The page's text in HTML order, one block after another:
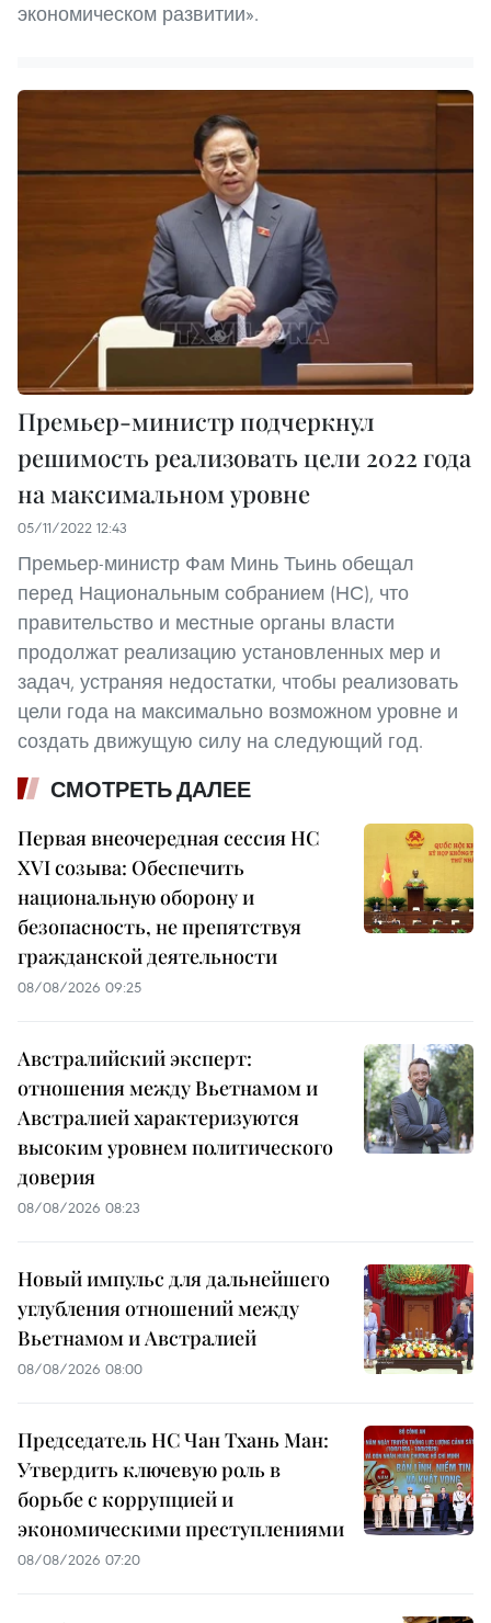
экономическом развитии».
Премьер-министр подчеркнул
решимость реализовать цели 2022 года
на максимальном уровне
05/11/2022 12:43
Премьер-министр Фам Минь Тьинь обещал
перед Национальным собранием (НС), что
правительство и местные органы власти
продолжат реализацию установленных мер и
задач, устраняя недостатки, чтобы реализовать
цели года на максимально возможном уровне и
создать движущую силу на следующий год.
СМОТРЕТЬ ДАЛЕЕ
Первая внеочередная сессия НС
XVI созыва: Обеспечить
национальную оборону и
безопасность, не препятствуя
гражданской деятельности
08/08/2026 09:25
Австралийский эксперт:
отношения между Вьетнамом и
Австралией характеризуются
высоким уровнем политического
доверия
08/08/2026 08:23
Новый импульс для дальнейшего
углубления отношений между
Вьетнамом и Австралией
08/08/2026 08:00
Председатель НС Чан Тхань Ман:
Утвердить ключевую роль в
борьбе с коррупцией и
экономическими преступлениями
08/08/2026 07:20